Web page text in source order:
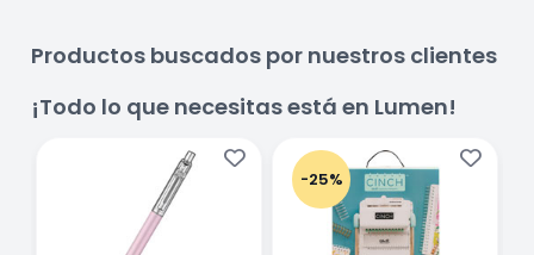
Productos buscados por nuestros clientes
¡Todo lo que necesitas está en Lumen!
-25%